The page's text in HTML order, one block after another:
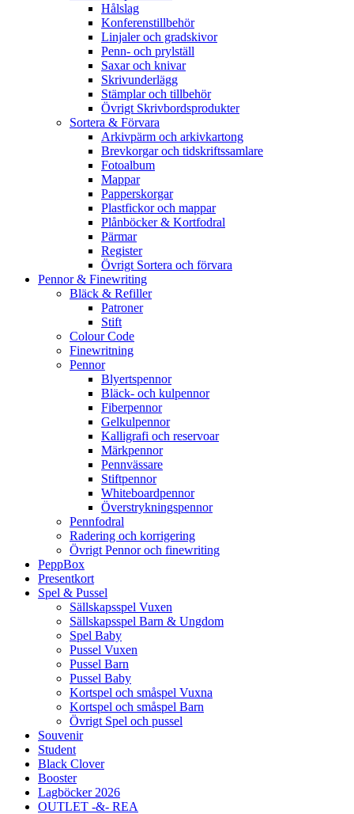
Hålslag
Konferenstillbehör
Linjaler och gradskivor
Penn- och prylställ
Saxar och knivar
Skrivunderlägg
Stämplar och tillbehör
Övrigt Skrivbordsprodukter
Sortera & Förvara
Arkivpärm och arkivkartong
Brevkorgar och tidskriftssamlare
Fotoalbum
Mappar
Papperskorgar
Plastfickor och mappar
Plånböcker & Kortfodral
Pärmar
Register
Övrigt Sortera och förvara
Pennor & Finewriting
Bläck & Refiller
Patroner
Stift
Colour Code
Finewritning
Pennor
Blyertspennor
Bläck- och kulpennor
Fiberpennor
Gelkulpennor
Kalligrafi och reservoar
Märkpennor
Pennvässare
Stiftpennor
Whiteboardpennor
Överstrykningspennor
Pennfodral
Radering och korrigering
Övrigt Pennor och finewriting
PeppBox
Presentkort
Spel & Pussel
Sällskapsspel Vuxen
Sällskapsspel Barn & Ungdom
Spel Baby
Pussel Vuxen
Pussel Barn
Pussel Baby
Kortspel och småspel Vuxna
Kortspel och småspel Barn
Övrigt Spel och pussel
Souvenir
Student
Black Clover
Booster
Lagböcker 2026
OUTLET -&- REA